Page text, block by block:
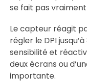
se fait pas
Le capteur réagit
régler le DPI
sensibilité et
deux écrans ou
importante.